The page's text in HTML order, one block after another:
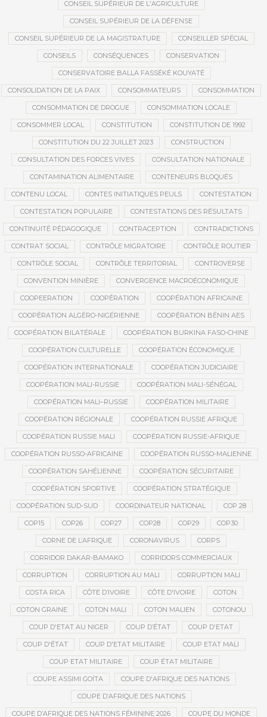
CONSEIL SUPÉRIEUR DE L'AGRICULTURE
CONSEIL SUPÉRIEUR DE LA DÉFENSE
CONSEIL SUPÉRIEUR DE LA MAGISTRATURE CONSEILLER SPÉCIAL
CONSEILS CONSÉQUENCES CONSERVATION
CONSERVATOIRE BALLA FASSÉKÉ KOUYATÉ
CONSOLIDATION DE LA PAIX CONSOMMATEURS CONSOMMATION
CONSOMMATION DE DROGUE CONSOMMATION LOCALE
CONSOMMER LOCAL CONSTITUTION CONSTITUTION DE 1992
CONSTITUTION DU 22 JUILLET 2023 CONSTRUCTION
CONSULTATION DES FORCES VIVES CONSULTATION NATIONALE
CONTAMINATION ALIMENTAIRE CONTENEURS BLOQUÉS
CONTENU LOCAL CONTES INITIATIQUES PEULS CONTESTATION
CONTESTATION POPULAIRE CONTESTATIONS DES RÉSULTATS
CONTINUITÉ PÉDAGOGIQUE CONTRACEPTION CONTRADICTIONS
CONTRAT SOCIAL CONTRÔLE MIGRATOIRE CONTRÔLE ROUTIER
CONTRÔLE SOCIAL CONTRÔLE TERRITORIAL CONTROVERSE
CONVENTION MINIÈRE CONVERGENCE MACROÉCONOMIQUE
COOPEERATION COOPÉRATION COOPÉRATION AFRICAINE
COOPÉRATION ALGÉRO-NIGÉRIENNE COOPÉRATION BÉNIN AES
COOPÉRATION BILATÉRALE COOPÉRATION BURKINA FASO-CHINE
COOPÉRATION CULTURELLE COOPÉRATION ÉCONOMIQUE
COOPÉRATION INTERNATIONALE COOPÉRATION JUDICIAIRE
COOPÉRATION MALI-RUSSIE COOPÉRATION MALI-SÉNÉGAL
COOPÉRATION MALI–RUSSIE COOPÉRATION MILITAIRE
COOPÉRATION RÉGIONALE COOPÉRATION RUSSIE AFRIQUE
COOPÉRATION RUSSIE MALI COOPÉRATION RUSSIE-AFRIQUE
COOPÉRATION RUSSO-AFRICAINE COOPÉRATION RUSSO-MALIENNE
COOPÉRATION SAHÉLIENNE COOPÉRATION SÉCURITAIRE
COOPÉRATION SPORTIVE COOPÉRATION STRATÉGIQUE
COOPÉRATION SUD-SUD COORDINATEUR NATIONAL COP 28
COP15 COP26 COP27 COP28 COP29 COP30
CORNE DE L’AFRIQUE CORONAVIRUS CORPS
CORRIDOR DAKAR-BAMAKO CORRIDORS COMMERCIAUX
CORRUPTION CORRUPTION AU MALI CORRUPTION MALI
COSTA RICA CÔTE D’IVOIRE CÔTE D'IVOIRE COTON
COTON GRAINE COTON MALI COTON MALIEN COTONOU
COUP D'ETAT AU NIGER COUP D’ÉTAT COUP D'ETAT
COUP D'ÉTAT COUP D'ETAT MILITAIRE COUP ETAT MALI
COUP ETAT MILITAIRE COUP ÉTAT MILITAIRE
COUPE ASSIMI GOÏTA COUPE D'AFRIQUE DES NATIONS
COUPE D’AFRIQUE DES NATIONS
COUPE D’AFRIQUE DES NATIONS FÉMININE 2026 COUPE DU MONDE